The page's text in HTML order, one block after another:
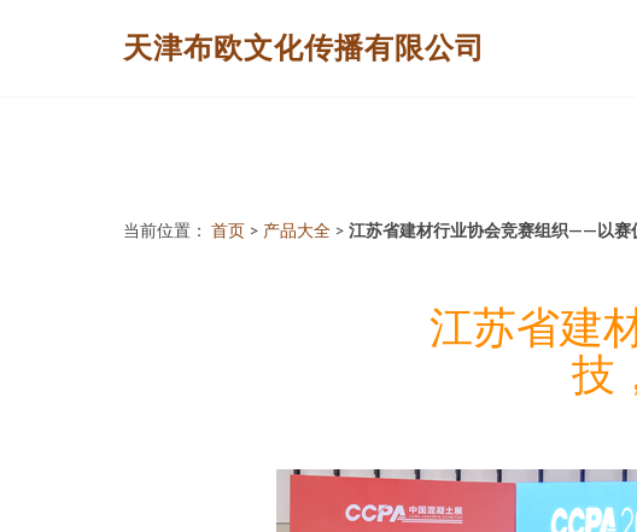
天津布欧文化传播有限公司
当前位置： 首页 > 产品大全 > 江苏省建材行业协会竞赛组织——以赛
江苏省建
技